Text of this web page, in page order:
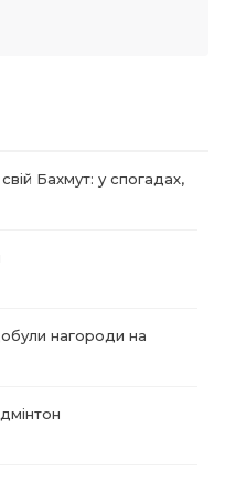
Бахмут: у спогадах,
нагороди на